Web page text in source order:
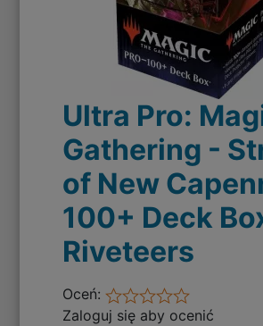
Ultra Pro:
Gathering -
of New
100+ Deck
Riveteers
Oceń:
Zaloguj się aby ocenić